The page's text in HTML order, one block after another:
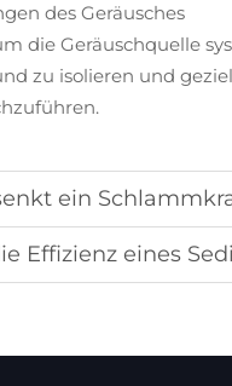
des Geräusches
die Geräuschquelle
zu isolieren und
ein Schlammkratzer die
eines Sedimentationskratzers verbessert